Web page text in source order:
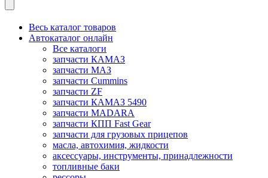
Весь каталог товаров
Автокаталог онлайн
Все каталоги
запчасти КАМАЗ
запчасти МАЗ
запчасти Cummins
запчасти ZF
запчасти КАМАЗ 5490
запчасти MADARA
запчасти КПП Fast Gear
запчасти для грузовых прицепов
масла, автохимия, жидкости
аксессуары, инструменты, принадлежности
топливные баки